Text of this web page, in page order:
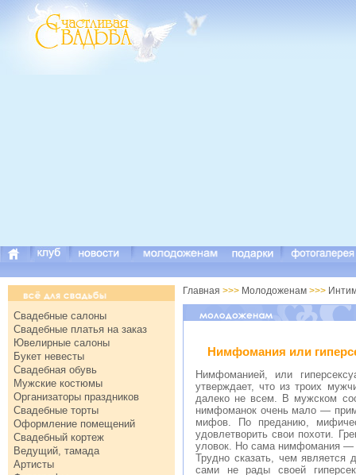
Свадебные салоны
Свадебные платья на заказ
Ювелирные салоны
Букет невесты
Свадебная обувь
Мужские костюмы
Организаторы праздников
Свадебные торты
Оформление помещений
Свадебный кортеж
Ведущий, тамада
Артисты
Главная >>> Молодоженам >>>
Нимфомания или
Нимфоманией, или
утверждает, что из троих
далеко не всем. В мужском
нимфоманок очень мало —
мифов. По преданию,
удовлетворить свои похоти.
уловок. Но сама нимфомания
Трудно сказать, чем является
сами не рады своей